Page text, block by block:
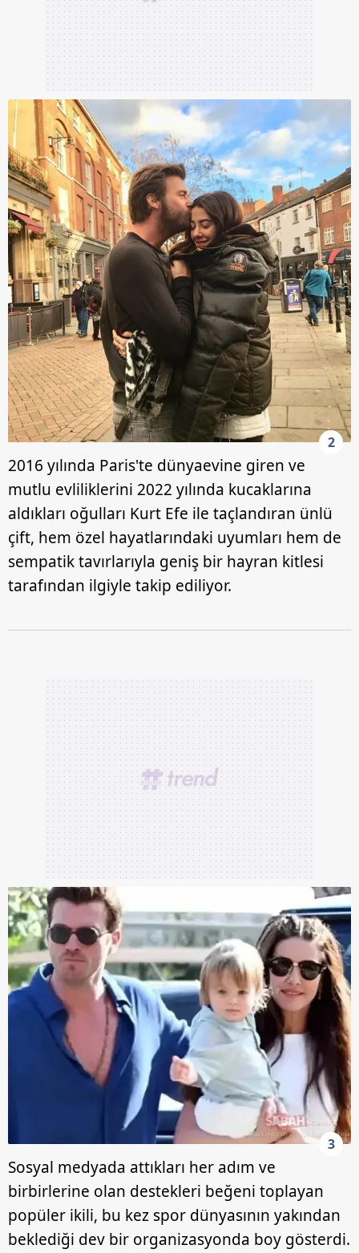
2
2016 yılında Paris'te dünyaevine giren ve
mutlu evliliklerini 2022 yılında kucaklarına
aldıkları oğulları Kurt Efe ile taçlandıran ünlü
çift, hem özel hayatlarındaki uyumları hem de
sempatik tavırlarıyla geniş bir hayran kitlesi
tarafından ilgiyle takip ediliyor.
3
Sosyal medyada attıkları her adım ve
birbirlerine olan destekleri beğeni toplayan
popüler ikili, bu kez spor dünyasının yakından
beklediği dev bir organizasyonda boy gösterdi.